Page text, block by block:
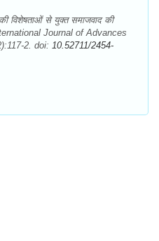
विशेषताओं से युक्त समाजवाद की
Journal of Advances
2. doi: 10.52711/2454-